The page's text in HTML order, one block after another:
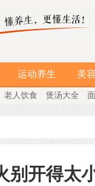
运动养生 美
老人饮食 煲汤大全
别开得太